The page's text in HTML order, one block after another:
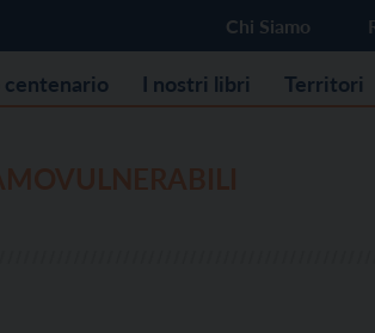
Chi Siamo
centenario I nostri libri Territori